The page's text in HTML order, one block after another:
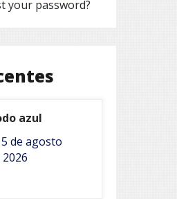
your password?
azul
5 de agosto